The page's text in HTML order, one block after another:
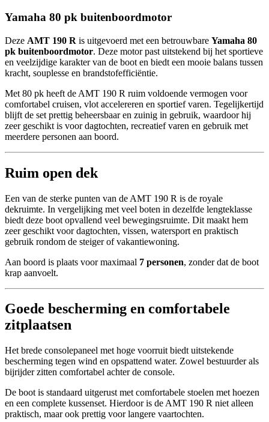
Yamaha 80 pk buitenboordmotor
Deze AMT 190 R is uitgevoerd met een betrouwbare Yamaha 80
pk buitenboordmotor. Deze motor past uitstekend bij het sportieve
en veelzijdige karakter van de boot en biedt een mooie balans tussen
kracht, souplesse en brandstofefficiëntie.
Met 80 pk heeft de AMT 190 R ruim voldoende vermogen voor
comfortabel cruisen, vlot accelereren en sportief varen. Tegelijkertijd
blijft de set prettig beheersbaar en zuinig in gebruik, waardoor hij
zeer geschikt is voor dagtochten, recreatief varen en gebruik met
meerdere personen aan boord.
Ruim open dek
Een van de sterke punten van de AMT 190 R is de royale
dekruimte. In vergelijking met veel boten in dezelfde lengteklasse
biedt deze boot opvallend veel bewegingsruimte. Dit maakt hem
zeer geschikt voor dagtochten, vissen, watersport en praktisch
gebruik rondom de steiger of vakantiewoning.
Aan boord is plaats voor maximaal 7 personen, zonder dat de boot
krap aanvoelt.
Goede bescherming en comfortabele
zitplaatsen
Het brede consolepaneel met hoge voorruit biedt uitstekende
bescherming tegen wind en opspattend water. Zowel bestuurder als
bijrijder zitten comfortabel achter de console.
De boot is standaard uitgerust met comfortabele stoelen met hoezen
en een complete kussenset. Hierdoor is de AMT 190 R niet alleen
praktisch, maar ook prettig voor langere vaartochten.